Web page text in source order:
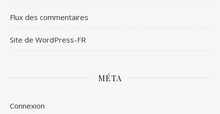
Flux des commentaires
Site de WordPress-FR
MÉTA
Connexion